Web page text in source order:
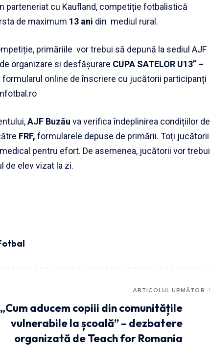
parteneriat cu Kaufland, competiție fotbalistică
de maximum 13 ani din mediul rural.
primăriile vor trebui să depună la sediul AJF
organizare si desfășurare CUPA SATELOR U13” –
online de înscriere cu jucătorii participanți
AJF Buzău va verifica îndeplinirea condițiilor de
FRF, formularele depuse de primării. Toți jucătorii
pentru efort. De asemenea, jucătorii vor trebui
de elev vizat la zi.
ARTICOLUL URMĂTOR
„Cum aducem copiii din comunitățile
vulnerabile la școală” – dezbatere
organizată de Teach for Romania